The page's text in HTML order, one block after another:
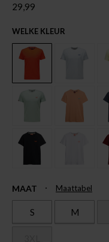
29,99
WELKE KLEUR
MAAT Maattabel
S M